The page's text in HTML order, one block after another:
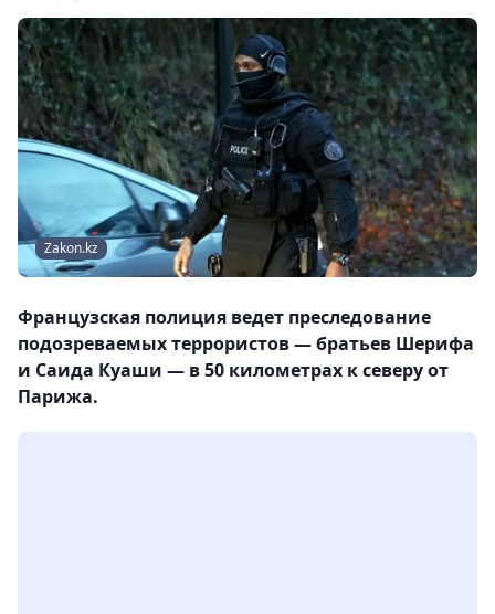
Zakon.kz
Французская полиция ведет преследование
подозреваемых террористов — братьев Шерифа
и Саида Куаши — в 50 километрах к северу от
Парижа.